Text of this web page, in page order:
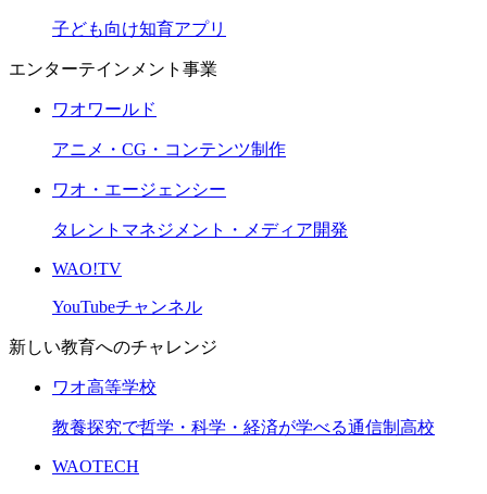
子ども向け知育アプリ
エンターテインメント事業
ワオワールド
アニメ・CG・コンテンツ制作
ワオ・エージェンシー
タレントマネジメント・メディア開発
WAO!TV
YouTubeチャンネル
新しい教育へのチャレンジ
ワオ高等学校
教養探究で哲学・科学・経済が学べる通信制高校
WAOTECH